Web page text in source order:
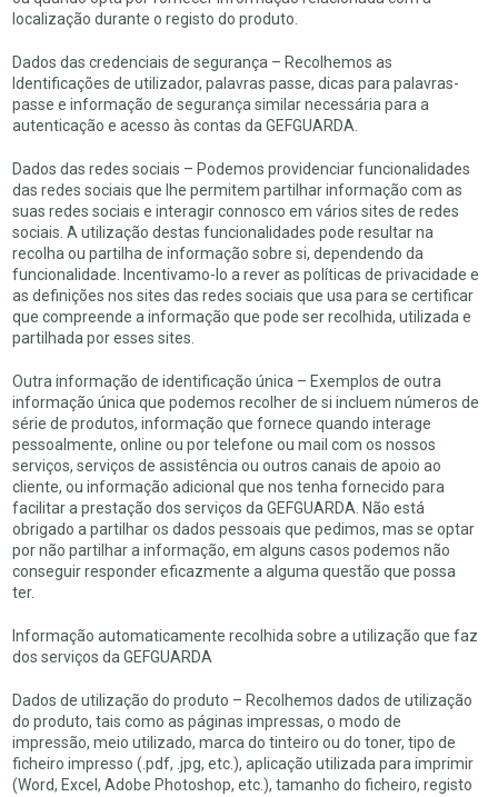
localização durante o registo do produto.
Dados das credenciais de segurança – Recolhemos as
Identificações de utilizador, palavras passe, dicas para palavras-
passe e informação de segurança similar necessária para a
autenticação e acesso às contas da GEFGUARDA.
Dados das redes sociais – Podemos providenciar funcionalidades
das redes sociais que lhe permitem partilhar informação com as
suas redes sociais e interagir connosco em vários sites de redes
sociais. A utilização destas funcionalidades pode resultar na
recolha ou partilha de informação sobre si, dependendo da
funcionalidade. Incentivamo-lo a rever as políticas de privacidade e
as definições nos sites das redes sociais que usa para se certificar
que compreende a informação que pode ser recolhida, utilizada e
partilhada por esses sites.
Outra informação de identificação única – Exemplos de outra
informação única que podemos recolher de si incluem números de
série de produtos, informação que fornece quando interage
pessoalmente, online ou por telefone ou mail com os nossos
serviços, serviços de assistência ou outros canais de apoio ao
cliente, ou informação adicional que nos tenha fornecido para
facilitar a prestação dos serviços da GEFGUARDA. Não está
obrigado a partilhar os dados pessoais que pedimos, mas se optar
por não partilhar a informação, em alguns casos podemos não
conseguir responder eficazmente a alguma questão que possa
ter.
Informação automaticamente recolhida sobre a utilização que faz
dos serviços da GEFGUARDA
Dados de utilização do produto – Recolhemos dados de utilização
do produto, tais como as páginas impressas, o modo de
impressão, meio utilizado, marca do tinteiro ou do toner, tipo de
ficheiro impresso (.pdf, .jpg, etc.), aplicação utilizada para imprimir
(Word, Excel, Adobe Photoshop, etc.), tamanho do ficheiro, registo